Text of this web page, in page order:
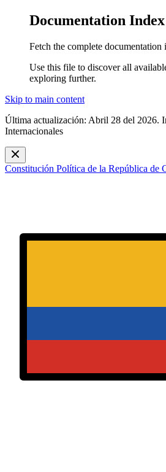
Documentation Index
Fetch the complete documentation
Use this file to discover all
exploring further.
Skip to main content
Última actualización: Abril 28 del 2026.
Internacionales
Constitución Política de la República de